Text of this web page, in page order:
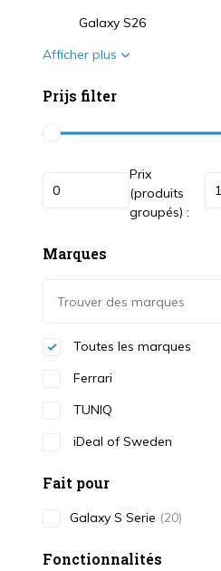
Galaxy S26
Afficher plus
Prijs filter
Prix
(produits
groupés) :
Marques
Toutes les marques
Ferrari
TUNIQ
iDeal of Sweden
Fait pour
Galaxy S Serie (20)
Fonctionnalités